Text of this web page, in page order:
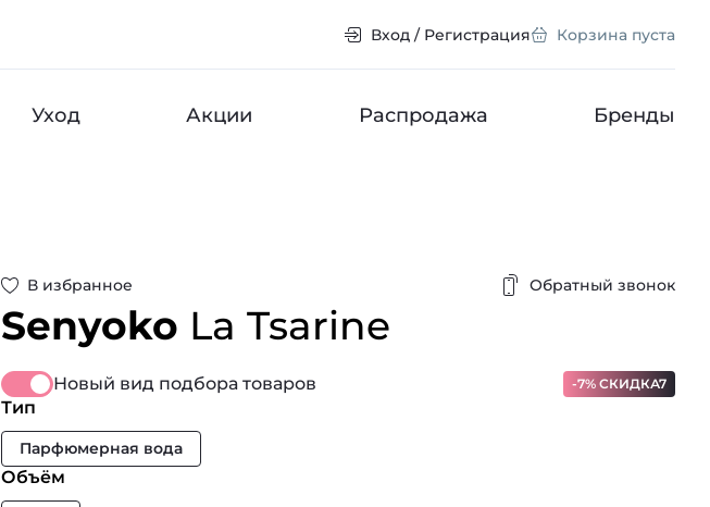
Вход / Регистрация Корзина пуста
Уход Акции Распродажа Бренды
В избранное Обратный звонок
Senyoko La Tsarine
Новый вид подбора товаров -7% СКИДКА7
Тип
Парфюмерная вода
Объём